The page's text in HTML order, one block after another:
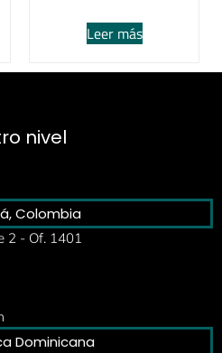
Leer más
nivel
Colombia
2 - Of. 1401
Dominicana